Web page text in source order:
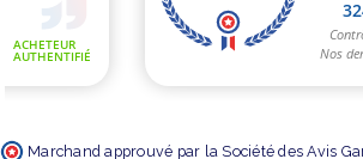
Marchand approuvé par la Société des Avis